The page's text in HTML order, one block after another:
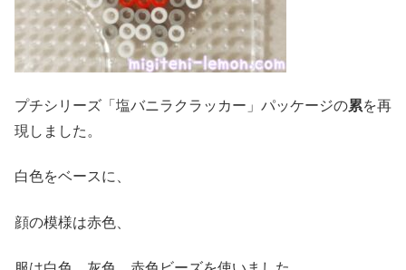
プチシリーズ「塩バニラクラッカー」パッケージの累を再
現しました。
白色をベースに、
顔の模様は赤色、